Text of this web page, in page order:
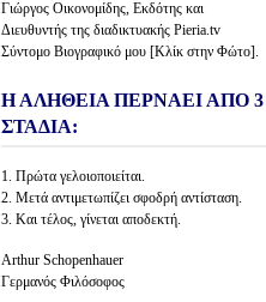
Γιώργος Οικονομίδης, Εκδότης και
Διευθυντής της διαδικτυακής Pieria.tv
Σύντομο Βιογραφικό μου [Κλίκ στην Φώτο].
Η ΑΛΗΘΕΙΑ ΠΕΡΝΑΕΙ ΑΠΟ 3
ΣΤΑΔΙΑ:
1. Πρώτα γελοιοποιείται.
2. Μετά αντιμετωπίζει σφοδρή αντίσταση.
3. Και τέλος, γίνεται αποδεκτή.
Arthur Schopenhauer
Γερμανός Φιλόσοφος